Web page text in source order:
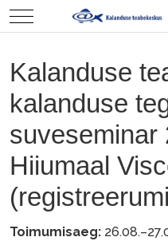
Mobile Menu Toggle
Kalanduse
kalanduse
suveseminar
Hiiumaal
Toimumisaeg: